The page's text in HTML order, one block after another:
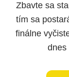
Zbavte sa
tím sa
finálne
dnes